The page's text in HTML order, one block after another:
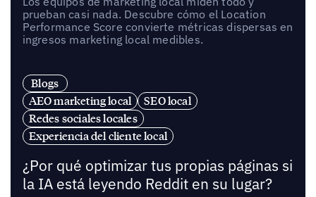
prueban casi nada. Descubre cómo el Location
Performance Score convierte métricas dispersas en
ingresos marketing local medibles.
Blogs
AEO marketing local
SEO local
Redes sociales locales
Experiencia del cliente local
¿Por qué optimizar tus propias páginas si
la IA está leyendo Reddit en su lugar?